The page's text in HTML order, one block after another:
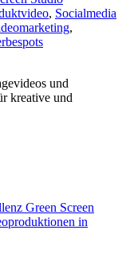
, Socialmedia
,
und
kreative und